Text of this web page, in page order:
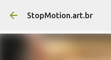
Pular para o
StopMotion.art.br